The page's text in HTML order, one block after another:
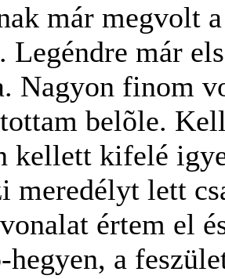
már megvolt
Legéndre már
Nagyon finom
belõle.
kellett kifelé
meredélyt lett
értem el
hegyen, a